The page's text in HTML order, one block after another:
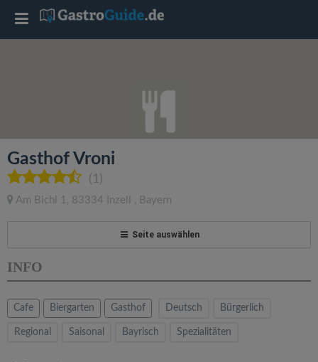
Gasthof Vroni
(1)
Am Bichl 1 , 83334 Inzell , Bayern
Seite auswählen
INFO
Cafe Biergarten Gasthof Deutsch Bürgerlich
Regional Saisonal Bayrisch Spezialitäten
T
l
e
a
v